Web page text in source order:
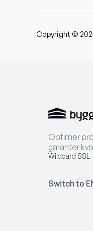
Copyright ©
Optimer
garanter
Wildcard SSL
Switch to